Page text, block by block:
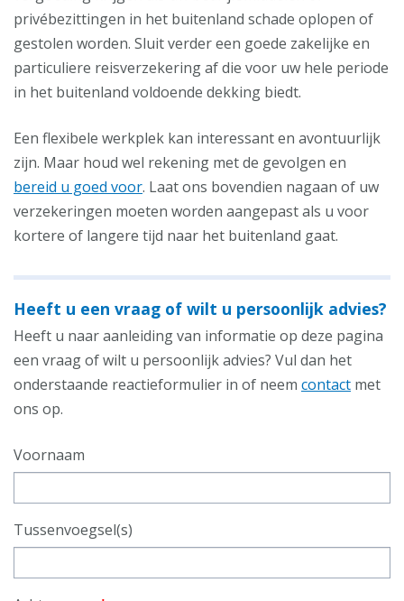
privébezittingen in het buitenland schade oplopen of
gestolen worden. Sluit verder een goede zakelijke en
particuliere reisverzekering af die voor uw hele periode
in het buitenland voldoende dekking biedt.
Een flexibele werkplek kan interessant en avontuurlijk
zijn. Maar houd wel rekening met de gevolgen en
bereid u goed voor. Laat ons bovendien nagaan of uw
verzekeringen moeten worden aangepast als u voor
kortere of langere tijd naar het buitenland gaat.
Heeft u een vraag of wilt u persoonlijk advies?
Heeft u naar aanleiding van informatie op deze pagina
een vraag of wilt u persoonlijk advies? Vul dan het
onderstaande reactieformulier in of neem contact met
ons op.
Voornaam
Tussenvoegsel(s)